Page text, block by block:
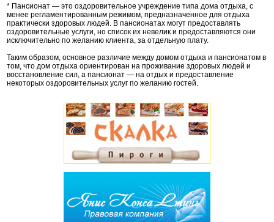
* Пансионат — это оздоровительное учреждение типа дома отдыха, с
менее регламентированным режимом, предназначенное для отдыха
практически здоровых людей. В пансионатах могут предоставлять
оздоровительные услуги, но список их невелик и предоставляются они
исключительно по желанию клиента, за отдельную плату.
Таким образом, основное различие между домом отдыха и пансионатом в
том, что дом отдыха ориентирован на проживание здоровых людей и
восстановление сил, а пансионат — на отдых и предоставление
некоторых оздоровительных услуг по желанию гостей.